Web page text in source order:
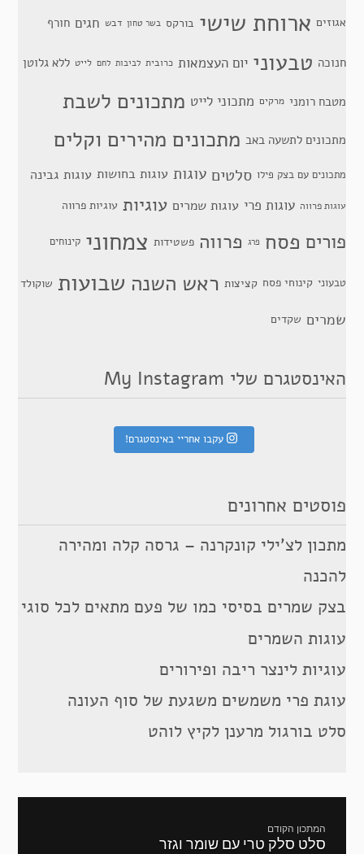
אגוזים ארוחת שישי בורקס בשר טחון דבש חגים חורף
חנוכה טבעוני יום העצמאות כרובית לביבות לחם לייט ללא גלוטן
מטבח רומני מרקים מתכוני לייט מתכונים לשבת
מתכונים לתשעה באב מתכונים מהירים וקלים
מתכונים עם בצק פילו סלטים עוגות עוגות בחושות עוגות גבינה
עוגות פרווה עוגות פרי עוגות שמרים עוגיות עוגיות פרווה
פורים פסח פרג פרווה פשטידות צמחוני קינוחים
טבעוני קינוחי פסח קציצות ראש השנה שבועות שוקולד
שמרים שקדים
האינסטגרם שלי My Instagram
עקבו אחריי באינסטגרם!
פוסטים אחרונים
מתכון לצ’ילי קונקרנה – גרסה קלה ומהירה
להכנה
בצק שמרים בסיסי כמו של פעם מתאים לכל סוגי
עוגות השמרים
עוגיות לינצר ריבה ופירורים
עוגת פרי משמשים משגעת של סוף העונה
סלט בורגול מרענן לקיץ לוהט
המתכון הקודם
מתכון
סלט סלק טרי עם שומר וגזר